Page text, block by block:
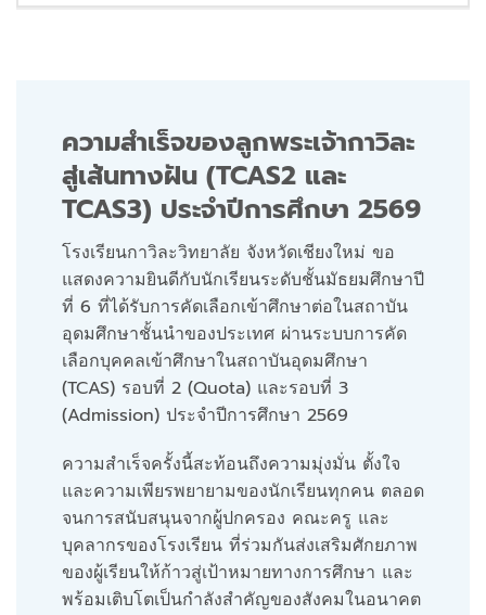
ความสำเร็จของลูกพระเจ้ากาวิละ
สู่เส้นทางฝัน (TCAS2 และ
TCAS3) ประจำปีการศึกษา 2569
โรงเรียนกาวิละวิทยาลัย จังหวัดเชียงใหม่ ขอ
แสดงความยินดีกับนักเรียนระดับชั้นมัธยมศึกษาปี
ที่ 6 ที่ได้รับการคัดเลือกเข้าศึกษาต่อในสถาบัน
อุดมศึกษาชั้นนำของประเทศ ผ่านระบบการคัด
เลือกบุคคลเข้าศึกษาในสถาบันอุดมศึกษา
(TCAS) รอบที่ 2 (Quota) และรอบที่ 3
(Admission) ประจำปีการศึกษา 2569
ความสำเร็จครั้งนี้สะท้อนถึงความมุ่งมั่น ตั้งใจ
และความเพียรพยายามของนักเรียนทุกคน ตลอด
จนการสนับสนุนจากผู้ปกครอง คณะครู และ
บุคลากรของโรงเรียน ที่ร่วมกันส่งเสริมศักยภาพ
ของผู้เรียนให้ก้าวสู่เป้าหมายทางการศึกษา และ
พร้อมเติบโตเป็นกำลังสำคัญของสังคมในอนาคต